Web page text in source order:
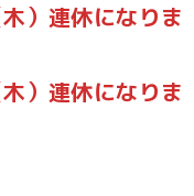
）連休になりま
）連休になりま